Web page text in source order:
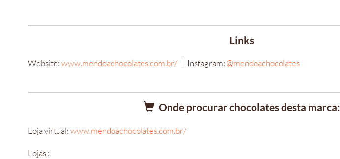
Links
Website:www.mendoachocolates.com.br/ | Instagram: @mendoachocolates
Onde procurar chocolates desta marca:
Loja virtual:www.mendoachocolates.com.br/
Lojas :